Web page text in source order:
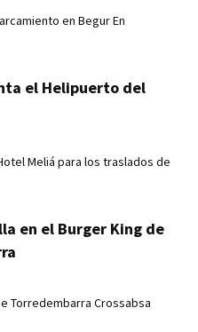
en Begur En
el Helipuerto del
Meliá para los traslados de
en el Burger King de
Torredembarra Crossabsa